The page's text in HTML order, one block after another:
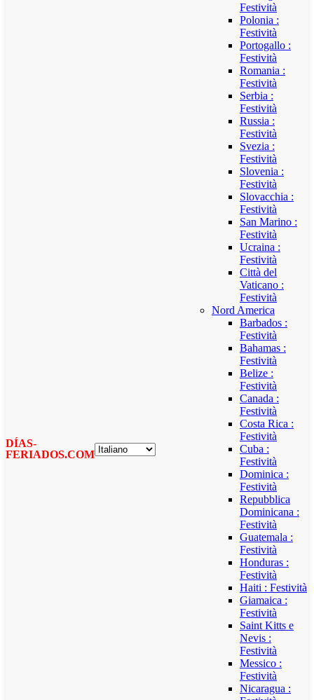
DÍAS-
FERIADOS.COM
Festività
Polonia :
Festività
Portogallo :
Festività
Romania :
Festività
Serbia :
Festività
Russia :
Festività
Svezia :
Festività
Slovenia :
Festività
Slovacchia :
Festività
San Marino :
Festività
Ucraina :
Festività
Città del
Vaticano :
Festività
Nord America
Barbados :
Festività
Bahamas :
Festività
Belize :
Festività
Canada :
Festività
Costa Rica :
Festività
Cuba :
Festività
Dominica :
Festività
Repubblica
Dominicana :
Festività
Guatemala :
Festività
Honduras :
Festività
Haiti : Festività
Giamaica :
Festività
Saint Kitts e
Nevis :
Festività
Messico :
Festività
Nicaragua :